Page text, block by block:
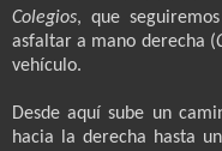
Colegios, que
asfaltar a mano derecha (
vehículo.
Desde aquí sube un
hacia la derecha hasta